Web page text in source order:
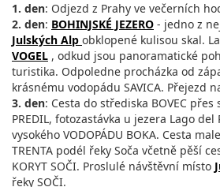
1. den: Odjezd z Prahy ve večerních
2. den: BOHINJSKÉ JEZERO - jedno z
Julských Alp obklopené kulisou skal.
VOGEL , odkud jsou panoramatické
turistika. Odpoledne procházka od
krásnému vodopádu SAVICA. Přejezd
3. den: Cesta do střediska BOVEC přes
PREDIL, fotozastávka u jezera Lago del
vysokého VODOPÁDU BOKA. Cesta
TRENTA podél řeky Soča včetně pěší
KORYT SOČI. Proslulé návštěvní místo
řeky SOČI.